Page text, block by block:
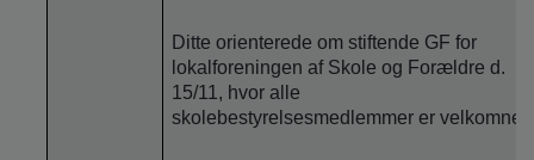
Ditte orienterede om stiftende GF for
lokalforeningen af Skole og Forældre d.
15/11, hvor alle
skolebestyrelsesmedlemmer er velkomne.